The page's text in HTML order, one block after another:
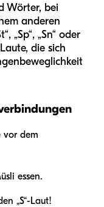
Wörter, bei
anderen
„Sp“, „Sn“ oder
die sich
vor dem
essen.
„S“-Laut!